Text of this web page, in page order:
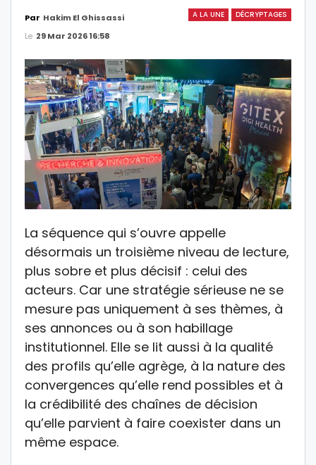
A LA UNE DÉCRYPTAGES
Par Hakim El Ghissassi
Le 29 Mar 2026 16:58
La séquence qui s’ouvre appelle
désormais un troisième niveau de lecture,
plus sobre et plus décisif : celui des
acteurs. Car une stratégie sérieuse ne se
mesure pas uniquement à ses thèmes, à
ses annonces ou à son habillage
institutionnel. Elle se lit aussi à la qualité
des profils qu’elle agrège, à la nature des
convergences qu’elle rend possibles et à
la crédibilité des chaînes de décision
qu’elle parvient à faire coexister dans un
même espace.